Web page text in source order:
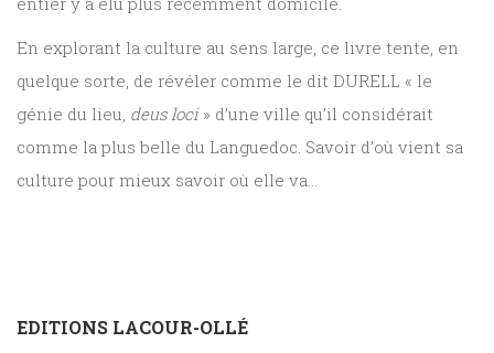
En explorant la culture au sens large, ce livre tente, en
quelque sorte, de révéler comme le dit DURELL « le
génie du lieu, deus loci» d’une ville qu’il considérait
comme la plus belle du Languedoc. Savoir d’où vient sa
culture pour mieux savoir où elle va…
EDITIONS LACOUR-OLLÉ